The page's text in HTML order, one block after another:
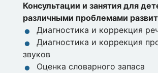
Консультации и занятия для
различными проблемами
Диагностика и коррекция
Диагностика и коррекция
звуков
Оценка словарного запаса